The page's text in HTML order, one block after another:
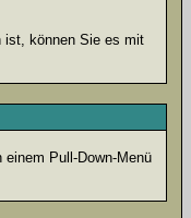
ist, können Sie es mit
Pull-Down-Menü